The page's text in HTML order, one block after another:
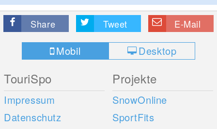
Share Tweet E-Mail
Mobil Desktop
TouriSpo
Impressum
Datenschutz
Projekte
SnowOnline
SportFits